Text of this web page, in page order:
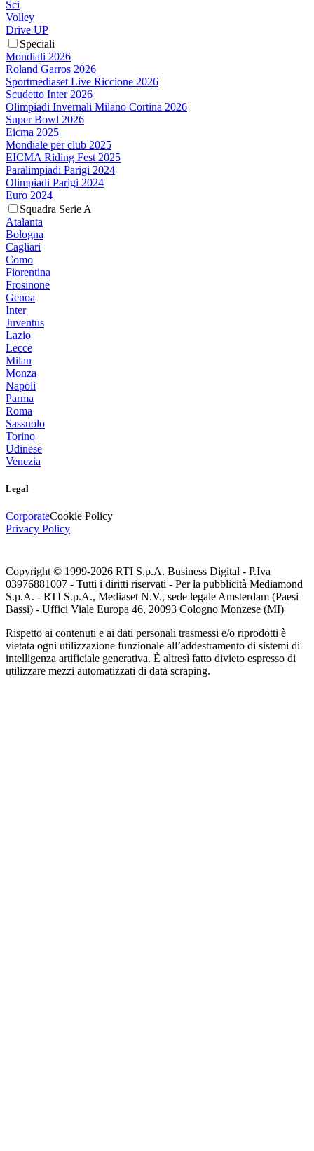
Sci
Volley
Drive UP
Speciali
Mondiali 2026
Roland Garros 2026
Sportmediaset Live Riccione 2026
Scudetto Inter 2026
Olimpiadi Invernali Milano Cortina 2026
Super Bowl 2026
Eicma 2025
Mondiale per club 2025
EICMA Riding Fest 2025
Paralimpiadi Parigi 2024
Olimpiadi Parigi 2024
Euro 2024
Squadra Serie A
Atalanta
Bologna
Cagliari
Como
Fiorentina
Frosinone
Genoa
Inter
Juventus
Lazio
Lecce
Milan
Monza
Napoli
Parma
Roma
Sassuolo
Torino
Udinese
Venezia
Legal
CorporateCookie Policy
Privacy Policy
Copyright © 1999-2026 RTI S.p.A. Business Digital - P.Iva
03976881007 - Tutti i diritti riservati - Per la pubblicità Mediamond
S.p.A. - RTI S.p.A., Mediaset N.V., sede legale Amsterdam (Paesi
Bassi) - Uffici Viale Europa 46, 20093 Cologno Monzese (MI)
Rispetto ai contenuti e ai dati personali trasmessi e/o riprodotti è
vietata ogni utilizzazione funzionale all’addestramento di sistemi di
intelligenza artificiale generativa. È altresì fatto divieto espresso di
utilizzare mezzi automatizzati di data scraping.